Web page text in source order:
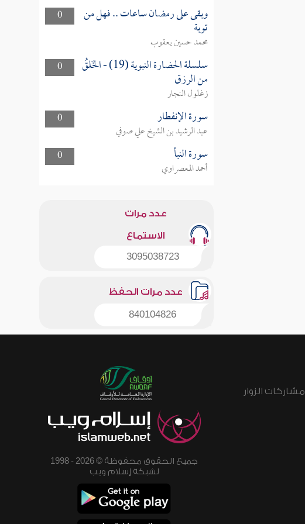
0 وبقى على رمضان ساعات .. فهل من
توبة
محمد حسين يعقوب
0
سلسلة الحضارة النبوية (19) - الخَلقُ
من الرزق
زغلول النجار
0
سورة الإنفطار
عبد الرشيد بن الشيخ علي صوفي
0
سورة النبأ
أحمد المعصراوي
عدد مرات
الاستماع
3095038723
عدد مرات الحفظ
840104826
مشاركات الزوار
جميع الحقوق محفوظة © 2026 - 1998
لشبكة إسلام ويب